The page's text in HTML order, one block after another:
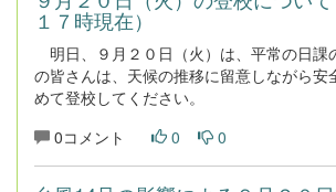
１７時現在）
明日、９月２０日（火）は、平常の日課
の皆さんは、天候の推移に留意しながら安
めて登校してください。
0コメント
0 0